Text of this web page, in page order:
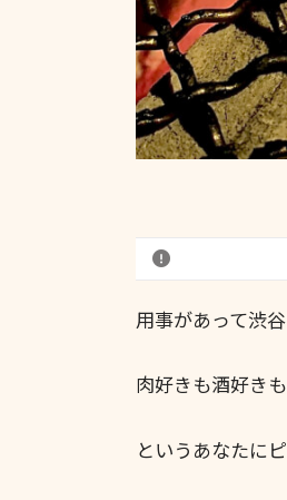
用事があって渋
肉好きも酒好き
というあなたに